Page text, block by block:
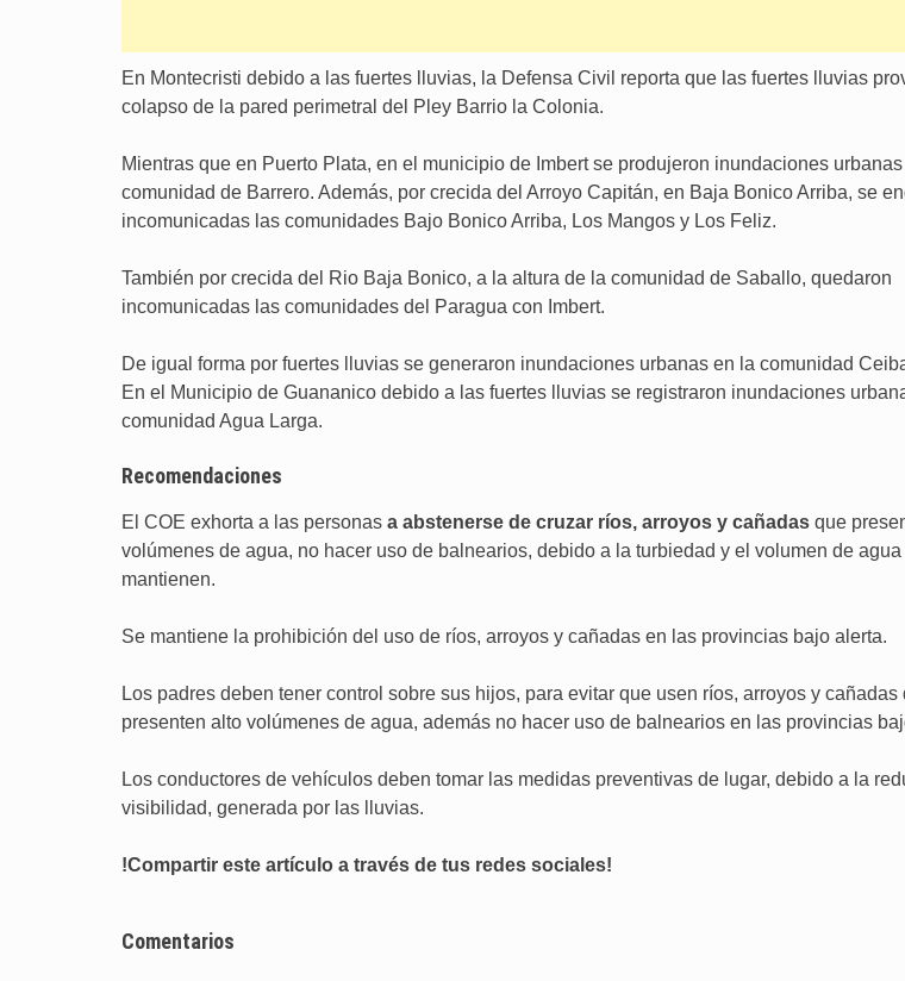
En Montecristi debido a las fuertes lluvias, la Defensa Civil reporta que las fuertes lluvias
colapso de la pared perimetral del Pley Barrio la Colonia.
Mientras que en Puerto Plata, en el municipio de Imbert se produjeron inundaciones
comunidad de Barrero. Además, por crecida del Arroyo Capitán, en Baja Bonico Arriba, se
incomunicadas las comunidades Bajo Bonico Arriba, Los Mangos y Los Feliz.
También por crecida del Rio Baja Bonico, a la altura de la comunidad de Saballo, quedaron
incomunicadas las comunidades del Paragua con Imbert.
De igual forma por fuertes lluvias se generaron inundaciones urbanas en la comunidad
En el Municipio de Guananico debido a las fuertes lluvias se registraron inundaciones
comunidad Agua Larga.
Recomendaciones
El COE exhorta a las personas a abstenerse de cruzar ríos, arroyos y cañadas que
volúmenes de agua, no hacer uso de balnearios, debido a la turbiedad y el volumen de agua
mantienen.
Se mantiene la prohibición del uso de ríos, arroyos y cañadas en las provincias bajo alerta.
Los padres deben tener control sobre sus hijos, para evitar que usen ríos, arroyos y cañadas
presenten alto volúmenes de agua, además no hacer uso de balnearios en las provincias
Los conductores de vehículos deben tomar las medidas preventivas de lugar, debido a la
visibilidad, generada por las lluvias.
!Compartir este artículo a través de tus redes sociales!
Comentarios